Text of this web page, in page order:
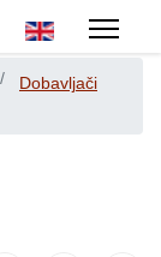
Izaberite vaš
Dobavljači